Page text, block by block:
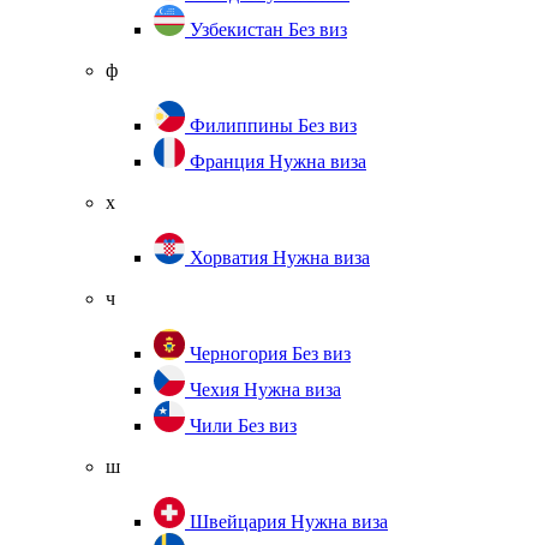
Узбекистан Без виз
ф
Филиппины Без виз
Франция Нужна виза
х
Хорватия Нужна виза
ч
Черногория Без виз
Чехия Нужна виза
Чили Без виз
ш
Швейцария Нужна виза